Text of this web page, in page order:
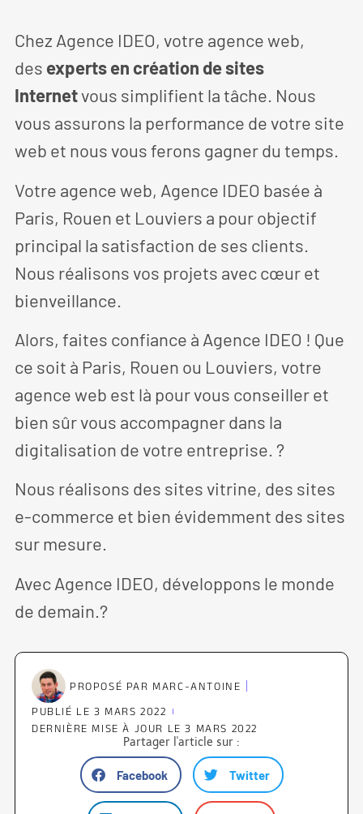
Chez Agence IDEO, votre agence web,
des experts en création de sites
Internetvous simplifient la tâche. Nous
vous assurons la performance de votre site
web et nous vous ferons gagner du temps.
Votre agence web, Agence IDEO basée à
Paris, Rouen et Louviers a pour objectif
principal la satisfaction de ses clients.
Nous réalisons vos projets avec cœur et
bienveillance.
Alors, faites confiance à Agence IDEO ! Que
ce soit à Paris, Rouen ou Louviers, votre
agence web est là pour vous conseiller et
bien sûr vous accompagner dans la
digitalisation de votre entreprise. ?
Nous réalisons des sites vitrine, des sites
e-commerce et bien évidemment des sites
sur mesure.
Avec Agence IDEO, développons le monde
de demain.?
PROPOSÉ PAR MARC-ANTOINE
PUBLIÉ LE 3 MARS 2022
DERNIÈRE MISE À JOUR LE 3 MARS 2022
Partager l'article sur :
Facebook Twitter